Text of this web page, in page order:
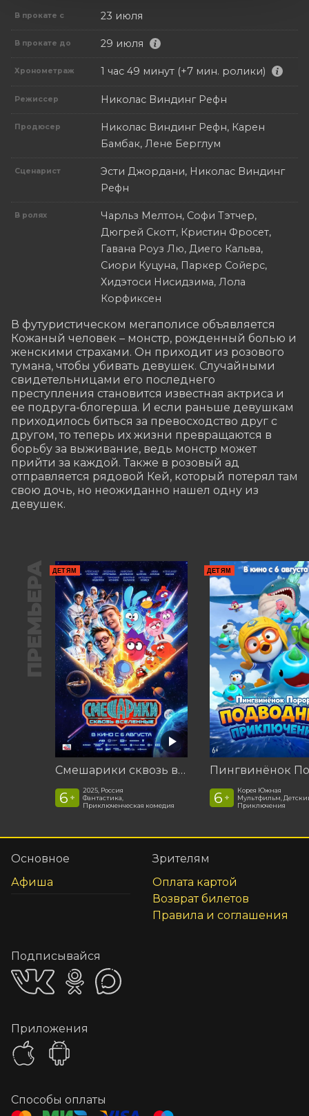
В прокате с 23 июля
В прокате до 29 июля
Хронометраж 1 час 49 минут (+7 мин. ролики)
Режиссер Николас Виндинг Рефн
Продюсер
Николас Виндинг Рефн, Карен
Бамбак, Лене Берглум
Сценарист
Эсти Джордани, Николас Виндинг
Рефн
В ролях
Чарльз Мелтон, Софи Тэтчер,
Дюгрей Скотт, Кристин Фросет,
Гавана Роуз Лю, Диего Кальва,
Сиори Куцуна, Паркер Сойерс,
Хидэтоси Нисидзима, Лола
Корфиксен
В футуристическом мегаполисе объявляется
Кожаный человек – монстр, рожденный болью и
женскими страхами. Он приходит из розового
тумана, чтобы убивать девушек. Случайными
свидетельницами его последнего
преступления становится известная актриса и
ее подруга-блогерша. И если раньше девушкам
приходилось биться за превосходство друг с
другом, то теперь их жизни превращаются в
борьбу за выживание, ведь монстр может
прийти за каждой. Также в розовый ад
отправляется рядовой Кей, который потерял там
свою дочь, но неожиданно нашел одну из
девушек.
ПРЕМЬЕРА ДЕТЯМ
Смешарики сквозь вселенные
6 +
2025, Россия
Фантастика,
Приключенческая комедия
ДЕТЯМ
6 +
Корея Южная
Мультфильм,
Приключения
Основное
Афиша
Зрителям
Оплата картой
Возврат билетов
Правила и соглашения
Подписывайся
Приложения
Способы оплаты